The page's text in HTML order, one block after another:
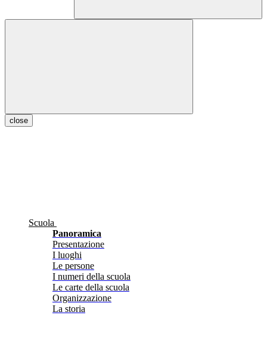
close
Scuola
Panoramica
Presentazione
I luoghi
Le persone
I numeri della scuola
Le carte della scuola
Organizzazione
La storia